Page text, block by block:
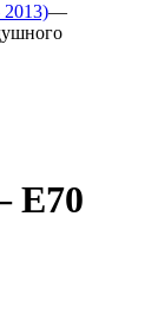
2013)—
E70